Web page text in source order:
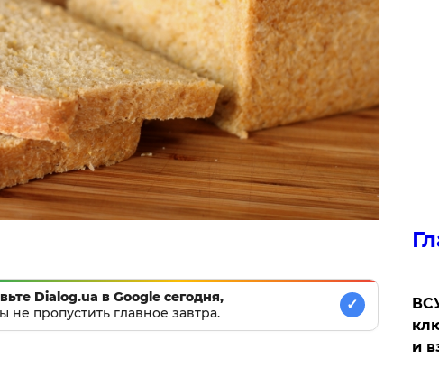
Dialog.ua в Google сегодня,
не пропустить главное завтра.
✓
и